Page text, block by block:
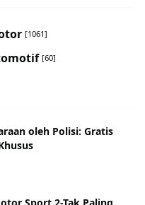
[1061]
[60]
oleh Polisi: Gratis